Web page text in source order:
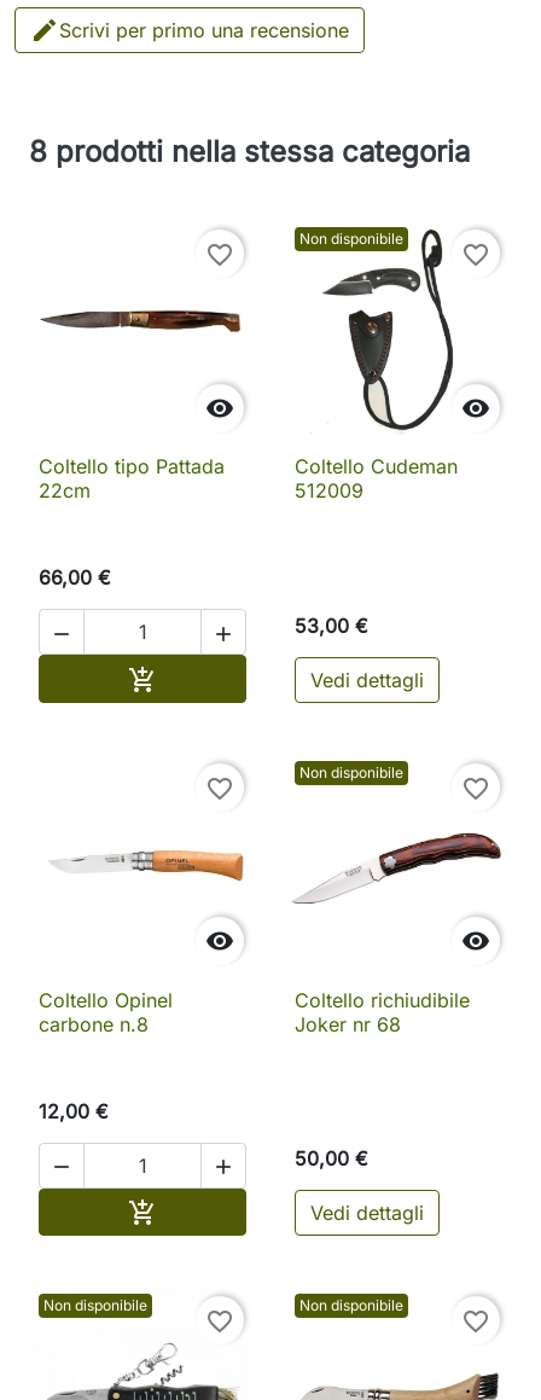
 Scrivi per primo una recensione
8 prodotti nella stessa categoria

favorite_border
Coltello tipo Pattada
22cm
66,00 €
 
 Aggiungi al carrello
Non disponibile

favorite_border
Coltello Cudeman
512009
53,00 €
Vedi dettagli

favorite_border
Coltello Opinel
carbone n.8
12,00 €
 
 Aggiungi al carrello
Non disponibile

favorite_border
Coltello richiudibile
Joker nr 68
50,00 €
Vedi dettagli
Non disponibile
favorite_border
Non disponibile
favorite_border